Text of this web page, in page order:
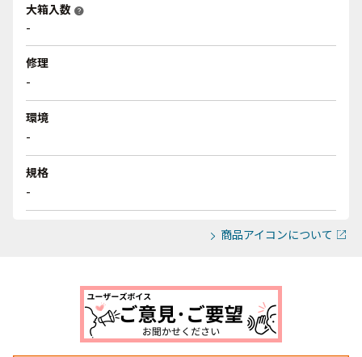
大箱入数 help
-
修理
-
環境
-
規格
-
商品アイコンについて